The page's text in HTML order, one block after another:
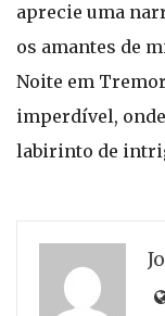
aprecie uma
os amantes de
Noite em
imperdível,
labirinto de